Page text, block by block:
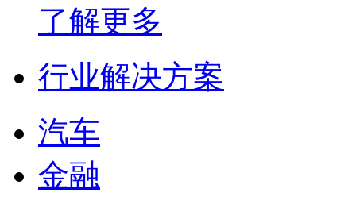
了解更多
行业解决方案
汽车
金融